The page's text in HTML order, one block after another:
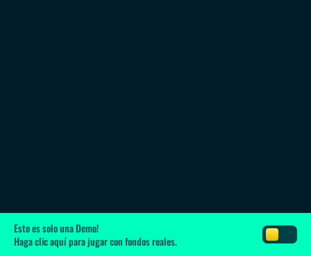
Esto es solo una Demo!
Haga clic aquípara jugar con fondos reales.